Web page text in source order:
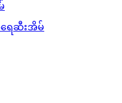
ေဆီးအိမ်